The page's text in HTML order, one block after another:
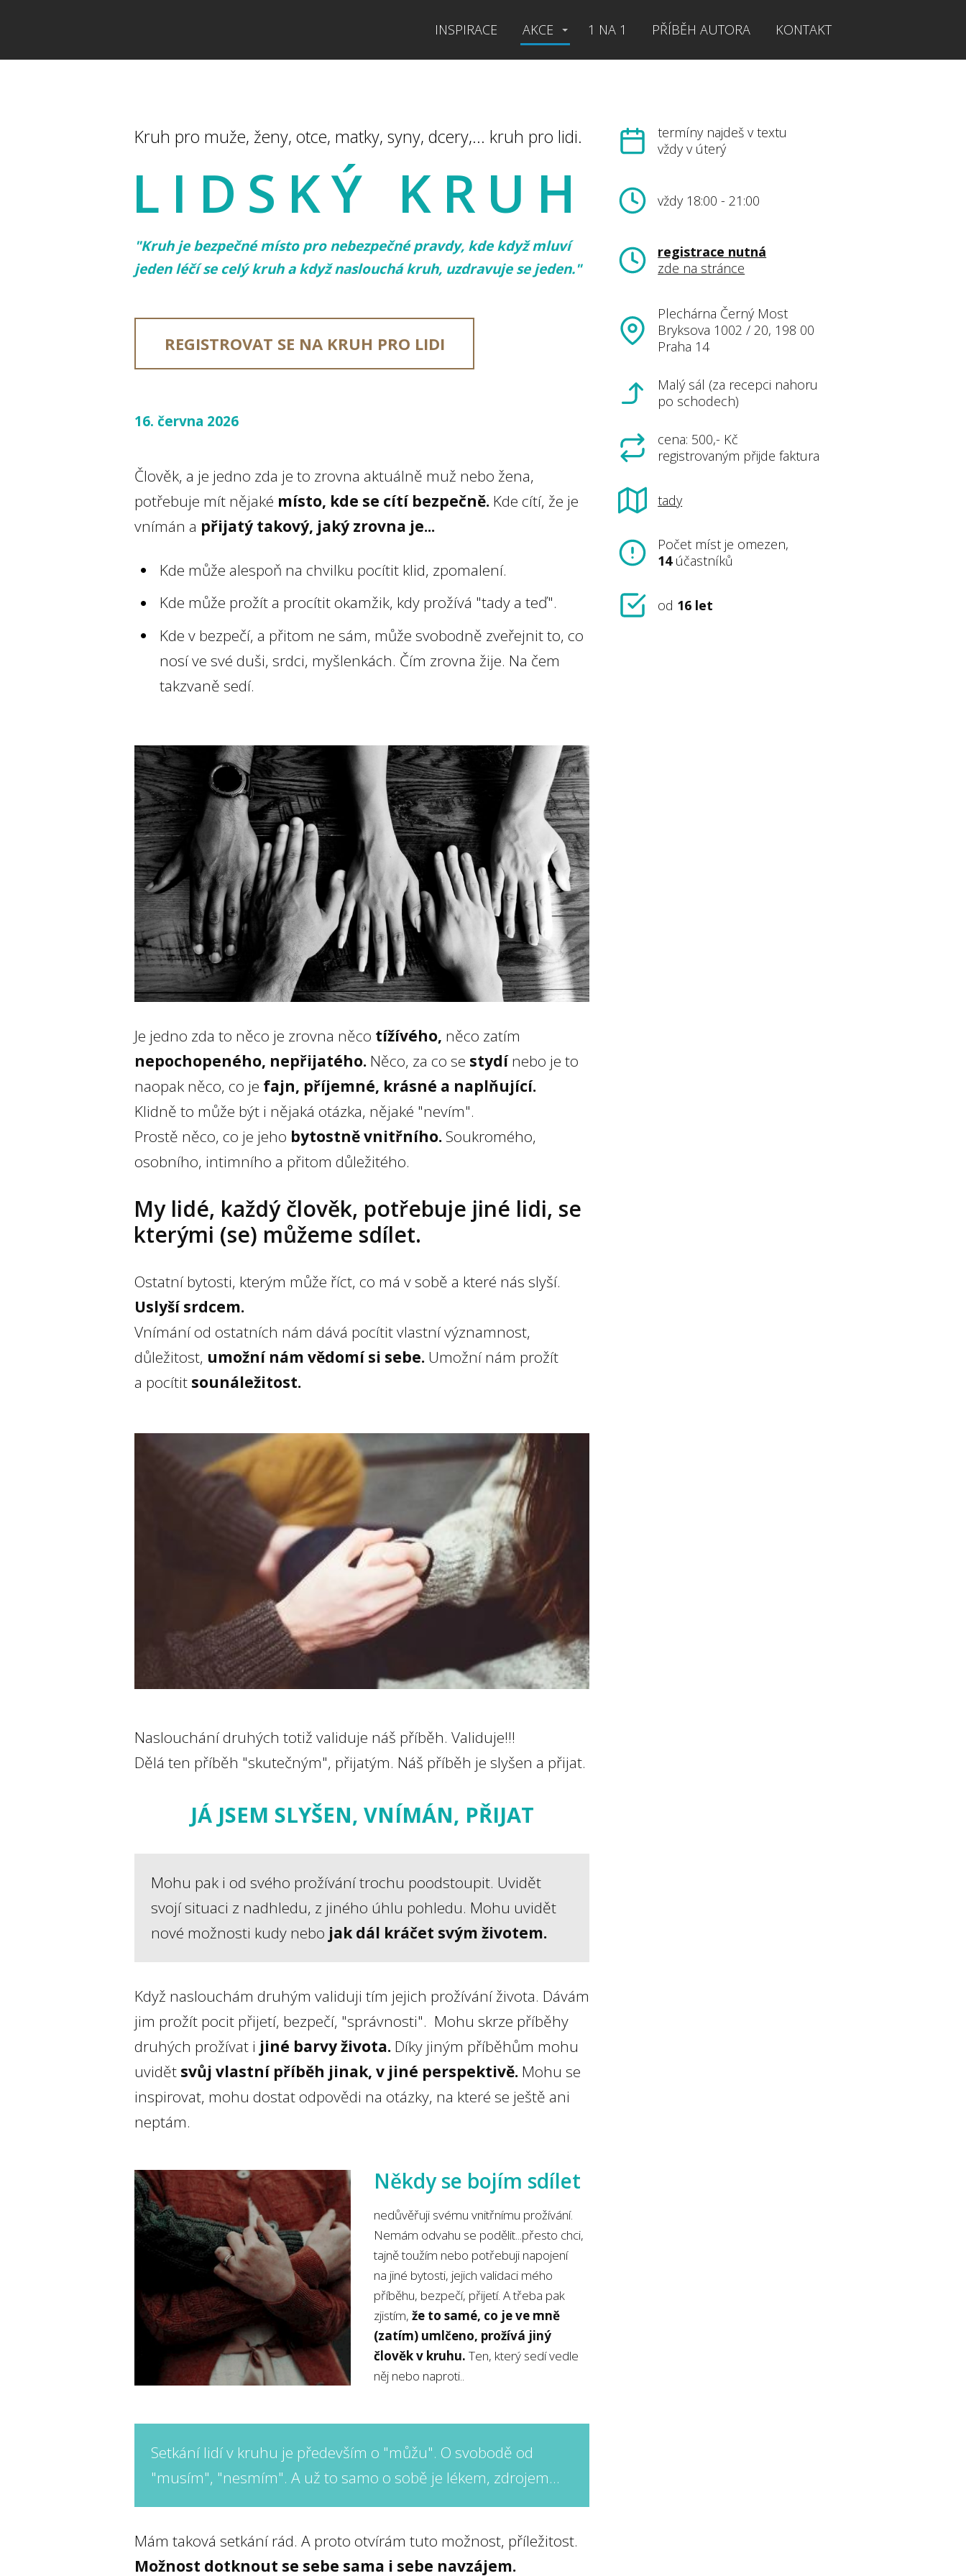
INSPIRACE AKCE 1 NA 1 PŘÍBĚH AUTORA KONTAKT
Kruh pro muže, ženy, otce, matky, syny, dcery,... kruh pro lidi.
LIDSKÝ KRUH
"Kruh je bezpečné místo pro nebezpečné pravdy, kde když mluví
jeden léčí se celý kruh a když naslouchá kruh, uzdravuje se jeden."
REGISTROVAT SE NA KRUH PRO LIDI
16. června 2026
Člověk, a je jedno zda je to zrovna aktuálně muž nebo žena,
potřebuje mít nějaké místo, kde se cítí bezpečně. Kde cítí, že je
vnímán a přijatý takový, jaký zrovna je...
Kde může alespoň na chvilku pocítit klid, zpomalení.
Kde může prožít a procítit okamžik, kdy prožívá "tady a teď".
Kde v bezpečí, a přitom ne sám, může svobodně zveřejnit to, co
nosí ve své duši, srdci, myšlenkách. Čím zrovna žije. Na čem
takzvaně sedí.
Je jedno zda to něco je zrovna něco tížívého, něco zatím
nepochopeného, nepřijatého. Něco, za co se stydínebo je to
naopak něco, co je fajn, příjemné, krásné a naplňující.
Klidně to může být i nějaká otázka, nějaké "nevím".
Prostě něco, co je jeho bytostně vnitřního. Soukromého,
osobního, intimního a přitom důležitého.
My lidé, každý člověk, potřebuje jiné lidi, se
kterými (se) můžeme sdílet.
Ostatní bytosti, kterým může říct, co má v sobě a které nás slyší.
Uslyší srdcem.
Vnímání od ostatních nám dává pocítit vlastní významnost,
důležitost, umožní nám vědomí si sebe. Umožní nám prožít
a pocítit sounáležitost.
Naslouchání druhých totiž validuje náš příběh. Validuje!!!
Dělá ten příběh "skutečným", přijatým. Náš příběh je slyšen a přijat.
JÁ JSEM SLYŠEN, VNÍMÁN, PŘIJAT
Mohu pak i od svého prožívání trochu poodstoupit. Uvidět
svojí situaci z nadhledu, z jiného úhlu pohledu. Mohu uvidět
nové možnosti kudy nebo jak dál kráčet svým životem.
Když naslouchám druhým validuji tím jejich prožívání života. Dávám
jim prožít pocit přijetí, bezpečí, "správnosti". Mohu skrze příběhy
druhých prožívat i jiné barvy života. Díky jiným příběhům mohu
uvidět svůj vlastní příběh jinak, v jiné perspektivě. Mohu se
inspirovat, mohu dostat odpovědi na otázky, na které se ještě ani
neptám.
Někdy se bojím sdílet
nedůvěřuji svému vnitřnímu prožívání.
Nemám odvahu se podělit...přesto chci,
tajně toužím nebo potřebuji napojení
na jiné bytosti, jejich validaci mého
příběhu, bezpečí, přijetí. A třeba pak
zjistím, že to samé, co je ve mně
(zatím) umlčeno, prožívá jiný
člověk v kruhu. Ten, který sedí vedle
něj nebo naproti..
Setkání lidí v kruhu je především o "můžu". O svobodě od
"musím", "nesmím". A už to samo o sobě je lékem, zdrojem...
Mám taková setkání rád. A proto otvírám tuto možnost, příležitost.
Možnost dotknout se sebe sama i sebe navzájem.
termíny najdeš v textu
vždy v úterý
vždy 18:00 - 21:00
registrace nutná
zde na stránce
Plechárna Černý Most
Bryksova 1002 / 20, 198 00
Praha 14
Malý sál (za recepci nahoru
po schodech)
cena: 500,- Kč
registrovaným přijde faktura
tady
Počet míst je omezen,
14účastníků
od 16 let